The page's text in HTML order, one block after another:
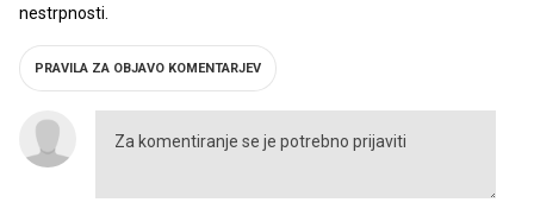
nestrpnosti.
PRAVILA ZA OBJAVO KOMENTARJEV